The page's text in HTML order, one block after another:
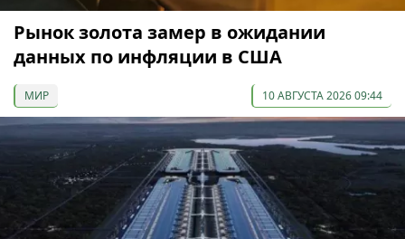
Рынок золота замер в ожидании
данных по инфляции в США
МИР 10 АВГУСТА 2026 09:44